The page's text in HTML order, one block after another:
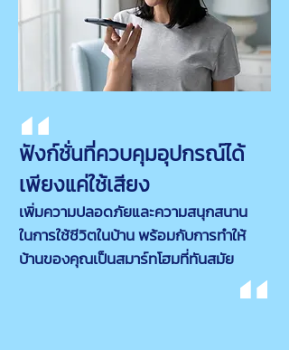
ฟังก์ชั่นที่ควบคุมอุปกรณ์ได้
เพียงแค่ใช้เสียง
เพิ่มความปลอดภัยและความสนุกสนาน
ในการใช้ชีวิตในบ้าน พร้อมกับการทำให้
บ้านของคุณเป็นสมาร์ทโฮมที่ทันสมัย